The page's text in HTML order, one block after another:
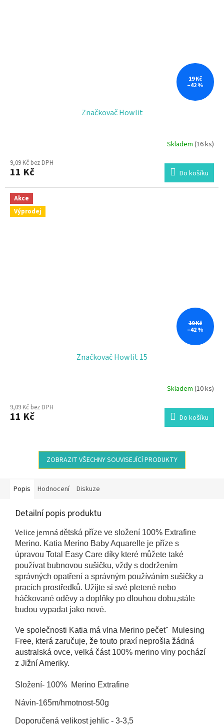
19 Kč
–42 %
Značkovač Howlit
Skladem (16 ks)
9,09 Kč bez DPH
11 Kč Do košíku
Akce
Výprodej
19 Kč
–42 %
Značkovač Howlit 15
Skladem (10 ks)
9,09 Kč bez DPH
11 Kč Do košíku
ZOBRAZIT VŠECHNY SOUVISEJÍCÍ PRODUKTY
Popis Hodnocení Diskuze
Detailní popis produktu
Velice jemná dětská příze ve složení 100% Extrafine
Merino. Katia Merino Baby Aquarelle je příze s
úpravou Total Easy Care díky které můžete také
používat bubnovou sušičku, vždy s dodržením
správných opatření a správným používáním sušičky a
pracích prostředků. Užijte si své pletené nebo
háčkované oděvy a doplňky po dlouhou dobu,stále
budou vypadat jako nové.
Ve společnosti Katia má vlna Merino pečetˇ Mulesing
Free, která zaručuje, že touto praxí neprošla žádná
australská ovce, velká část 100% merino vlny pochází
z Jižní Ameriky.
Složení- 100% Merino Extrafine
Návin-165m/hmotnost-50g
Doporučená velikost jehlic - 3-3,5